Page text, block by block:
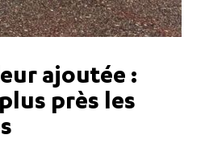
ajoutée :
près les